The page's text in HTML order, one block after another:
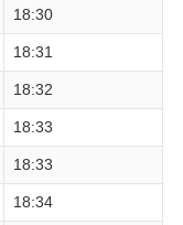
18:30
18:31
18:32
18:33
18:33
18:34